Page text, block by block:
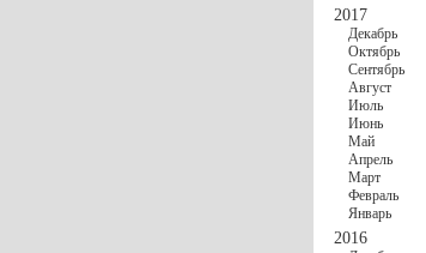
2017
Декабрь
Октябрь
Сентябрь
Август
Июль
Июнь
Май
Апрель
Март
Февраль
Январь
2016